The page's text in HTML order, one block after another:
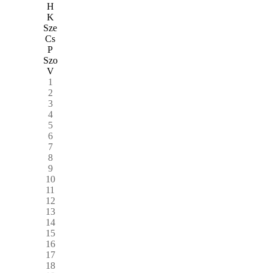
H
K
Sze
Cs
P
Szo
V
1
2
3
4
5
6
7
8
9
10
11
12
13
14
15
16
17
18